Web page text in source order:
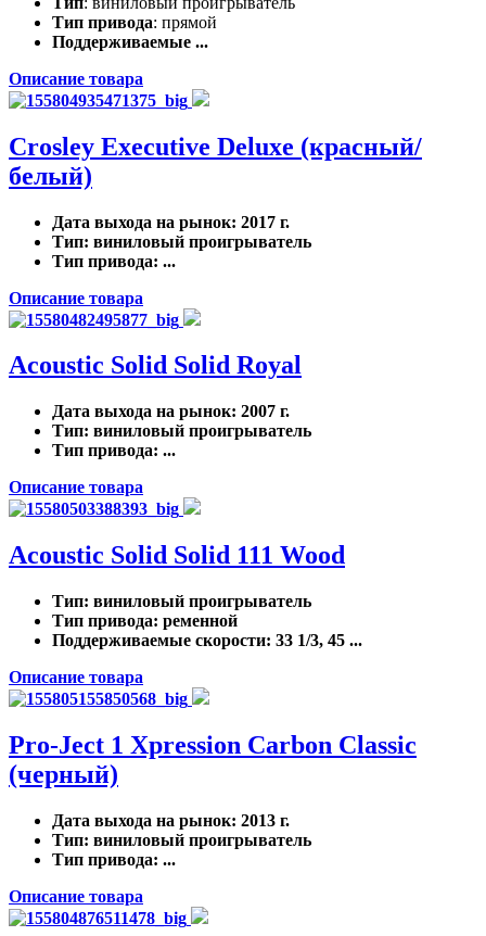
Тип привода: прямой
Поддерживаемые ...
Описание товара
Crosley Executive Deluxe (красный/
белый)
Дата выхода на рынок: 2017 г.
Тип: виниловый проигрыватель
Тип привода: ...
Описание товара
Acoustic Solid Solid Royal
Дата выхода на рынок: 2007 г.
Тип: виниловый проигрыватель
Тип привода: ...
Описание товара
Acoustic Solid Solid 111 Wood
Тип: виниловый проигрыватель
Тип привода: ременной
Поддерживаемые скорости: 33 1/3, 45 ...
Описание товара
Pro-Ject 1 Xpression Carbon Classic
(черный)
Дата выхода на рынок: 2013 г.
Тип: виниловый проигрыватель
Тип привода: ...
Описание товара